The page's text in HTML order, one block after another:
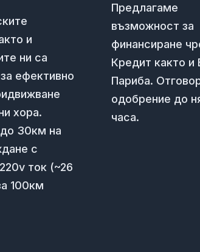
и
ни са
ефективно
хора.
30км на
с
ток (~26
100км
Предлагаме
възможност за
финансиране
Кредит както и
Париба.
одобрение до
часа.